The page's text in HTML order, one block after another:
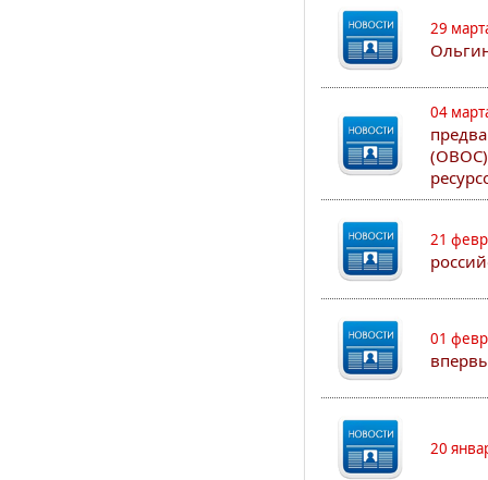
29
04
21
01
20